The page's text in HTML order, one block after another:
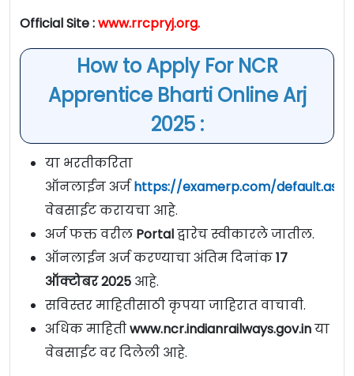
Official Site :www.rrcpryj.org.
How to Apply For NCR
Apprentice Bharti Online Arj
2025 :
या भरतीकरिता
ऑनलाईन अर्जhttps://examerp.com/default.aspx
वेबसाईट करायचा आहे.
अर्ज फक्त वरील Portalद्वारेच स्वीकारले जातील.
ऑनलाईन अर्ज करण्याचा अंतिम दिनांक17
ऑक्टोबर 2025 आहे.
सविस्तर माहितीसाठी कृपया जाहिरात वाचावी.
अधिक माहितीwww.ncr.indianrailways.gov.inया
वेबसाईट वर दिलेली आहे.